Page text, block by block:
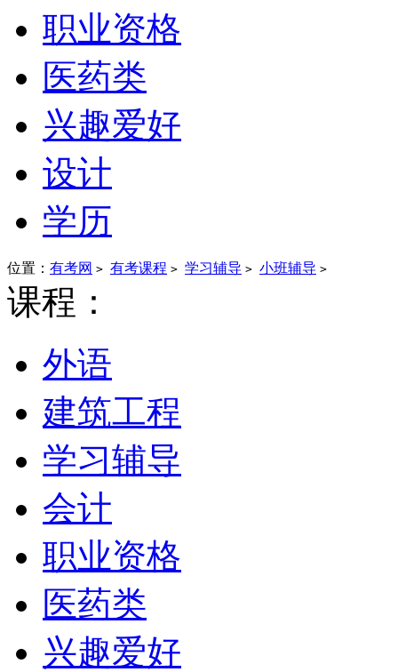
职业资格
医药类
兴趣爱好
设计
学历
位置： 有考网 > 有考课程 > 学习辅导 > 小班辅导 >
课程：
外语
建筑工程
学习辅导
会计
职业资格
医药类
兴趣爱好